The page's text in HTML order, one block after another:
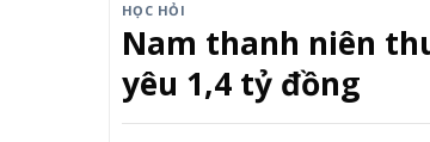
HỌC HỎI
Nam thanh niên
yêu 1,4 tỷ đồng